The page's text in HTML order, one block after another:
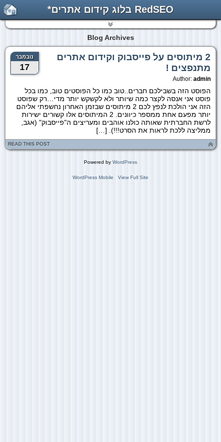
RedSEO בלוג קידום אתרים*
Blog Archives
נובמבר
17
2 מיתוסים על פייסבוק וקידום אתרים
מתנפצים !
Author: admin
הפוסט הזה בשבילכם חברים..טוב כמו כל הפוסטים טוב, כמו בכל
פוסט אני אנסה לקצר כמה שיותר ולא לקשקש יותר מדי…רק שפוסט
הזה אני הולכת לנפץ לכם 2 מיתוסים שבזמן האחרון נחשפתי אליהם
יותר מפעם אחת ממספר כיוונים. 2 המיתוסים אלו קשורים ישירות
לרשת החברתית שאותה כולנו אוהבים ומעריצים ה"פייסבוק" (אגב,
ממליצה ללכת לראות את הסרט!!!). […]
READ THIS POST
Powered by WordPress
WordPress Mobile View Full Site